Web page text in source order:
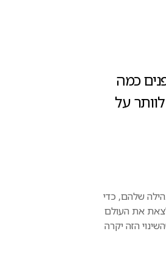
כמה
על
שלהם, כדי
את העולם
הזה יקרה